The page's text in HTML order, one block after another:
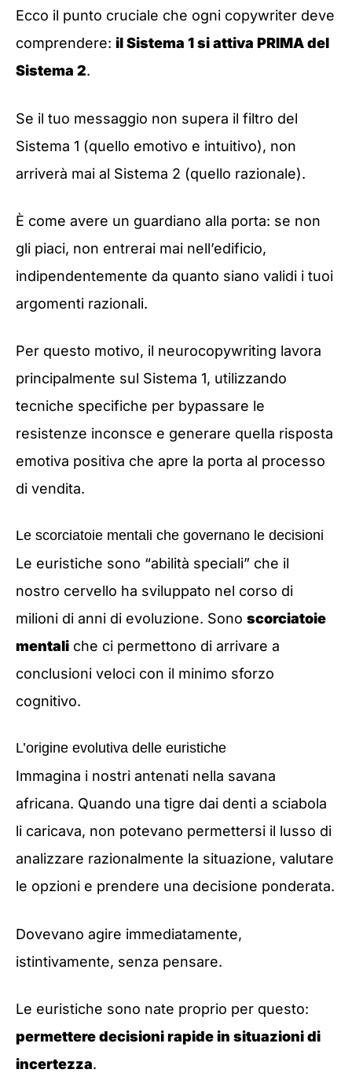
Ecco il punto cruciale che ogni copywriter deve
comprendere: il Sistema 1 si attiva PRIMA del
Sistema 2.
Se il tuo messaggio non supera il filtro del
Sistema 1 (quello emotivo e intuitivo), non
arriverà mai al Sistema 2 (quello razionale).
È come avere un guardiano alla porta: se non
gli piaci, non entrerai mai nell’edificio,
indipendentemente da quanto siano validi i tuoi
argomenti razionali.
Per questo motivo, il neurocopywriting lavora
principalmente sul Sistema 1, utilizzando
tecniche specifiche per bypassare le
resistenze inconsce e generare quella risposta
emotiva positiva che apre la porta al processo
di vendita.
Le scorciatoie mentali che governano le decisioni
Le euristiche sono “abilità speciali” che il
nostro cervello ha sviluppato nel corso di
milioni di anni di evoluzione. Sono scorciatoie
mentali che ci permettono di arrivare a
conclusioni veloci con il minimo sforzo
cognitivo.
L’origine evolutiva delle euristiche
Immagina i nostri antenati nella savana
africana. Quando una tigre dai denti a sciabola
li caricava, non potevano permettersi il lusso di
analizzare razionalmente la situazione, valutare
le opzioni e prendere una decisione ponderata.
Dovevano agire immediatamente,
istintivamente, senza pensare.
Le euristiche sono nate proprio per questo:
permettere decisioni rapide in situazioni di
incertezza.